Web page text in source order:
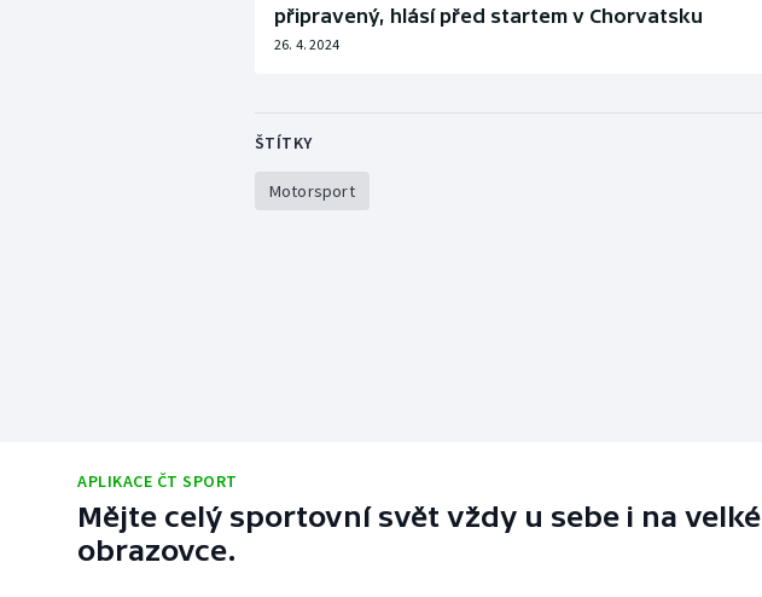
připravený, hlásí před startem v Chorvatsku
26. 4. 2024
ŠTÍTKY
Motorsport
APLIKACE ČT SPORT
Mějte celý sportovní svět vždy u sebe i na velké
obrazovce.